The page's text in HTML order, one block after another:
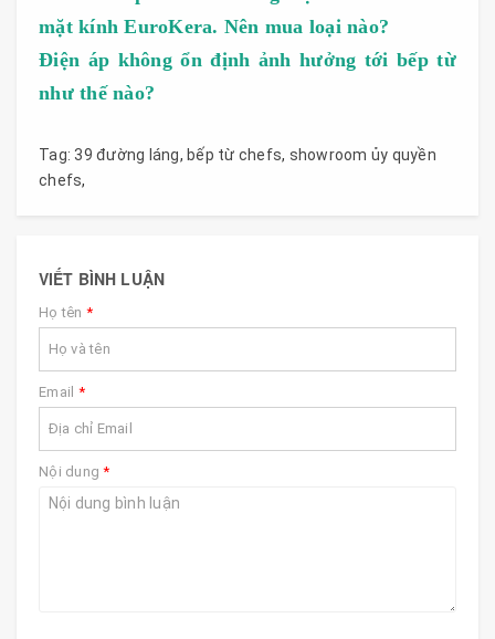
mặt kính EuroKera. Nên mua loại nào?
Điện áp không ổn định ảnh hưởng tới bếp từ
như thế nào?
Tag: 39 đường láng, bếp từ chefs, showroom ủy quyền
chefs,
VIẾT BÌNH LUẬN
Họ tên *
Email *
Nội dung*